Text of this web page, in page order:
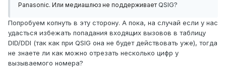
Panasonic. Или медиашлюз не поддерживает QSIG?
Попробуем копнуть в эту сторону. А пока, на случай если у нас
удасться избежать попадания входящих вызовов в таблицу
DID/DDI (так как при QSIG она не будет действовать уже), тогда
не знаете ли как можно отрезать несколько цифр у
вызываемого номера?